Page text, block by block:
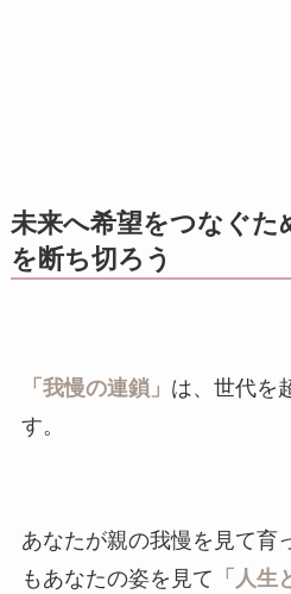
未来へ希望をつなぐ
を断ち切ろう
「我慢の連鎖」 は、世代を
す。
あなたが親の我慢を見て育
もあなたの姿を見て 「人生